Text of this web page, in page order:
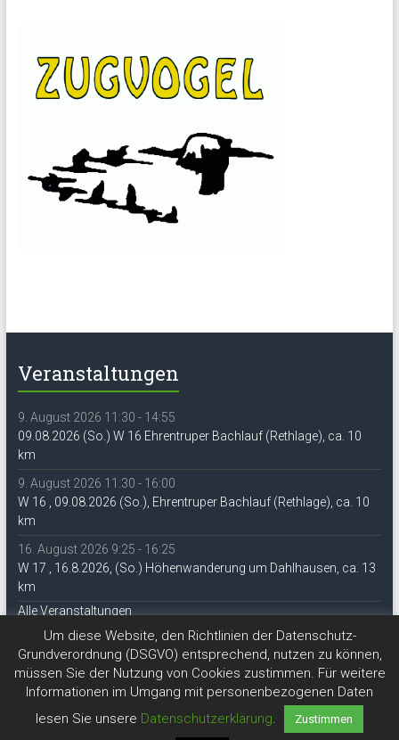
Veranstaltungen
9. August 2026 11:30 - 14:55
09.08.2026 (So.) W 16 Ehrentruper Bachlauf (Rethlage), ca. 10
km
9. August 2026 11:30 - 16:00
W 16 , 09.08.2026 (So.), Ehrentruper Bachlauf (Rethlage), ca. 10
km
16. August 2026 9:25 - 16:25
W 17 , 16.8.2026, (So.) Höhenwanderung um Dahlhausen, ca. 13
km
Alle Veranstaltungen
DAV Lippe-Detmold
Um diese Website, den Richtlinien der Datenschutz-
Grundverordnung (DSGVO) entsprechend, nutzen zu können,
müssen Sie der Nutzung von Cookies zustimmen. Für weitere
Informationen im Umgang mit personenbezogenen Daten
lesen Sie unsere Datenschutzerklärung. Zustimmen